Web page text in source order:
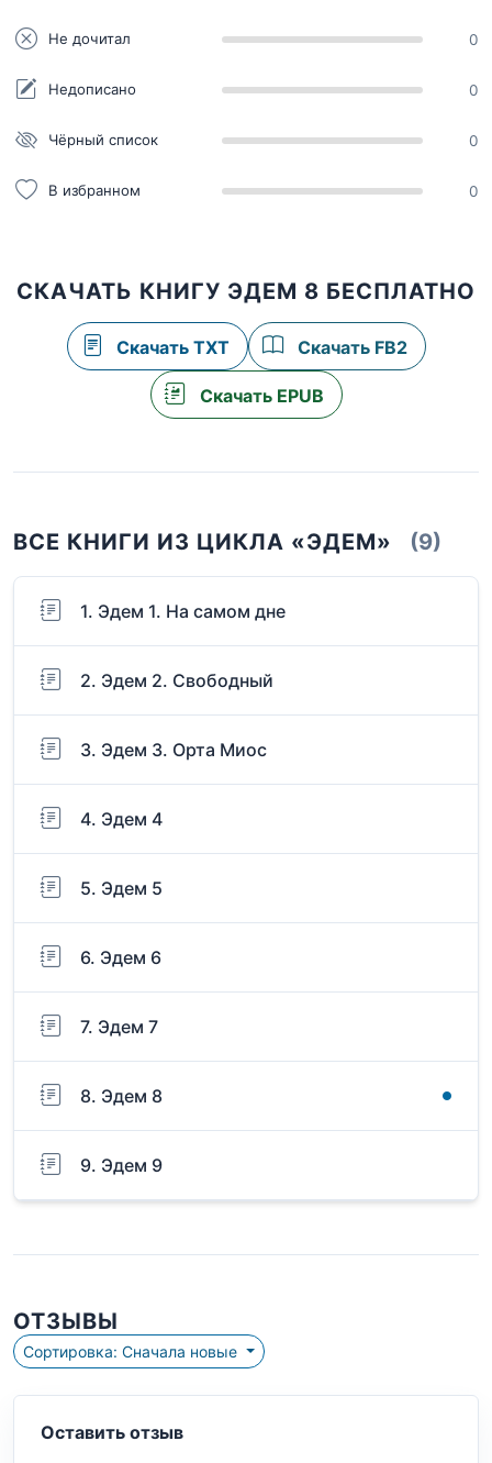
Не дочитал 0
Недописано 0
Чёрный список 0
В избранном 0
СКАЧАТЬ КНИГУ ЭДЕМ 8 БЕСПЛАТНО
Скачать TXT Скачать FB2
Скачать EPUB
ВСЕ КНИГИ ИЗ ЦИКЛА «ЭДЕМ» (9)
1. Эдем 1. На самом дне
2. Эдем 2. Свободный
3. Эдем 3. Орта Миос
4. Эдем 4
5. Эдем 5
6. Эдем 6
7. Эдем 7
8. Эдем 8
9. Эдем 9
ОТЗЫВЫ
Сортировка: Сначала новые
Оставить отзыв